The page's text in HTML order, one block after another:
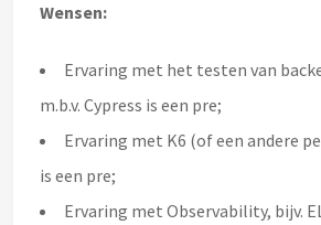
Wensen:
Ervaring met het testen van
m.b.v. Cypress is een pre;
Ervaring met K6 (of een andere
is een pre;
Ervaring met Observability, bijv.